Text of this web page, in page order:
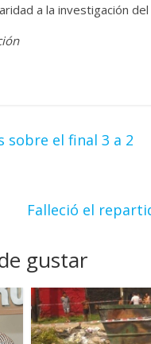
a la investigación
sobre el final 3 a 2
Falleció el
gustar